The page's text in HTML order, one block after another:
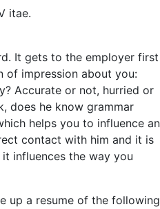
itae.
It gets to the employer first
of impression about you:
Accurate or not, hurried or
does he know grammar
helps you to influence an
contact with him and it is
influences the way you
a resume of the following